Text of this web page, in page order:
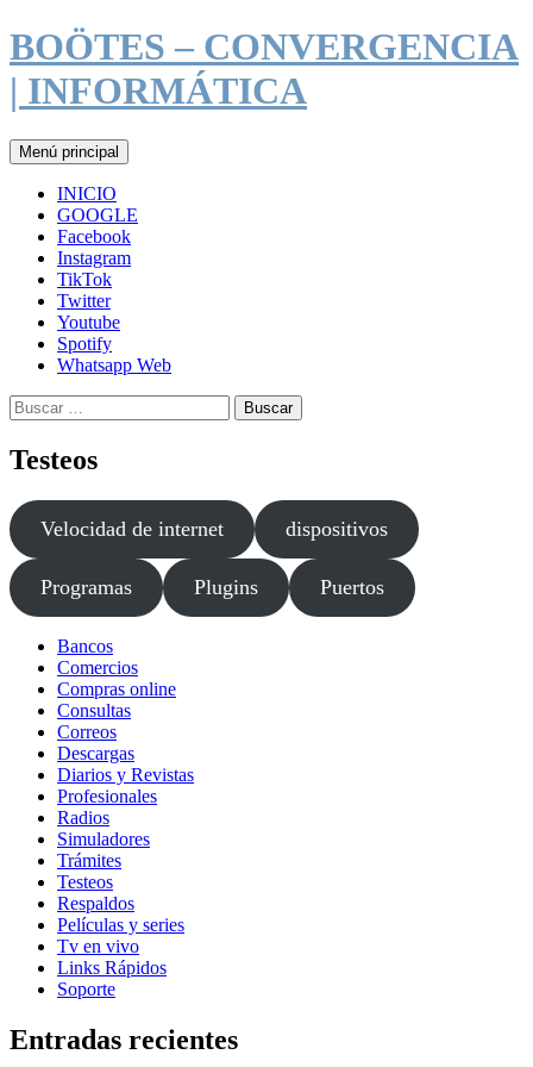
Saltar
al
contenido
BOÖTES – CONVERGENCIA
| INFORMÁTICA
Buscar
Menú principal
INICIO
GOOGLE
Facebook
Instagram
TikTok
Twitter
Youtube
Spotify
Whatsapp Web
Buscar:
Testeos
Velocidad de internet dispositivos
Programas Plugins Puertos
Bancos
Comercios
Compras online
Consultas
Correos
Descargas
Diarios y Revistas
Profesionales
Radios
Simuladores
Trámites
Testeos
Respaldos
Películas y series
Tv en vivo
Links Rápidos
Soporte
Entradas recientes